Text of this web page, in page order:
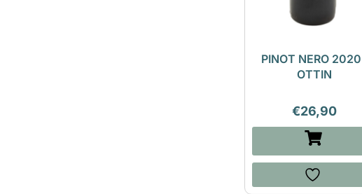
PINOT NERO 2020 |
OTTIN
€26,90